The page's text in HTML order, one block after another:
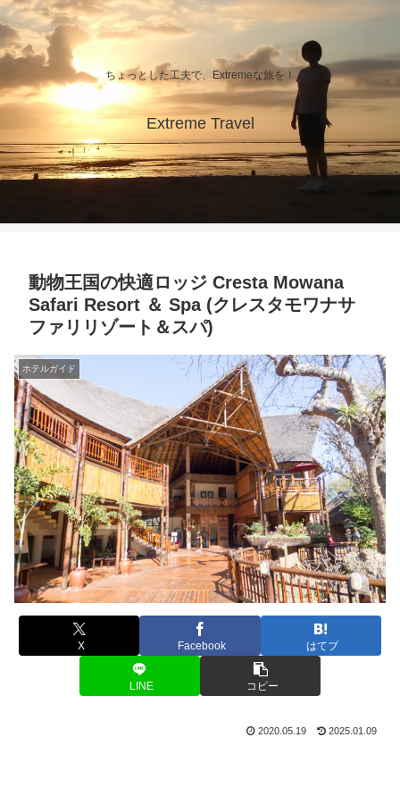
ちょっとした工夫で、Extremeな旅を！
Extreme Travel
動物王国の快適ロッジ Cresta Mowana
Safari Resort ＆ Spa (クレスタモワナサ
ファリリゾート＆スパ)
ホテルガイド
X Facebook はてブ
LINE コピー
2020.05.19 2025.01.09